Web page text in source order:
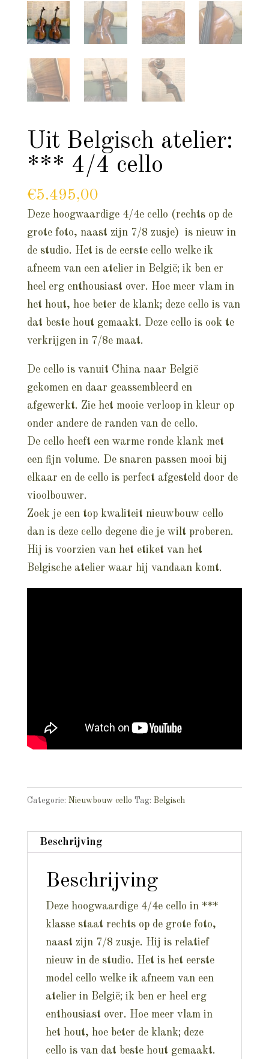
Uit Belgisch atelier:
*** 4/4 cello
€5.495,00
Deze hoogwaardige 4/4e cello (rechts op de
grote foto, naast zijn 7/8 zusje) is nieuw in
de studio. Het is de eerste cello welke ik
afneem van een atelier in België; ik ben er
heel erg enthousiast over. Hoe meer vlam in
het hout, hoe beter de klank; deze cello is van
dat beste hout gemaakt. Deze cello is ook te
verkrijgen in 7/8e maat.
De cello is vanuit China naar België
gekomen en daar geassembleerd en
afgewerkt. Zie het mooie verloop in kleur op
onder andere de randen van de cello.
De cello heeft een warme ronde klank met
een fijn volume. De snaren passen mooi bij
elkaar en de cello is perfect afgesteld door de
vioolbouwer.
Zoek je een top kwaliteit nieuwbouw cello
dan is deze cello degene die je wilt proberen.
Hij is voorzien van het etiket van het
Belgische atelier waar hij vandaan komt.
Categorie: Nieuwbouw cello Tag: Belgisch
Beschrijving
Beschrijving
Deze hoogwaardige 4/4e cello in ***
klasse staat rechts op de grote foto,
naast zijn 7/8 zusje. Hij is relatief
nieuw in de studio. Het is het eerste
model cello welke ik afneem van een
atelier in België; ik ben er heel erg
enthousiast over. Hoe meer vlam in
het hout, hoe beter de klank; deze
cello is van dat beste hout gemaakt.